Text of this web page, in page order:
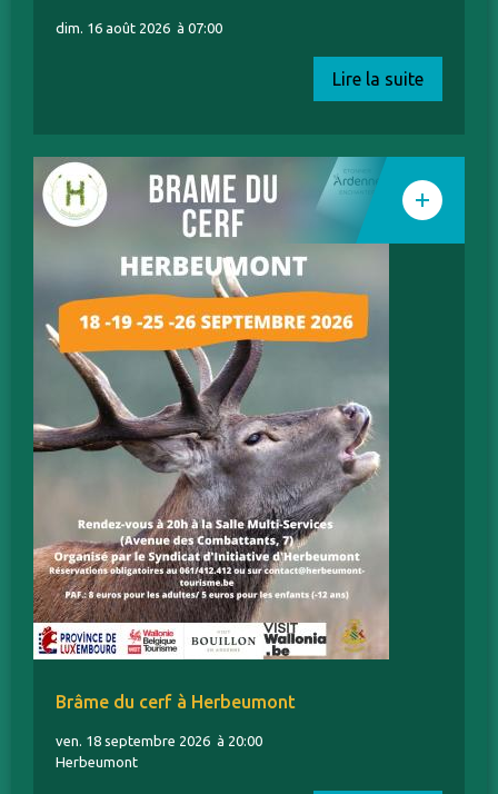
dim. 16 août 2026 à 07:00
Lire la suite
Brâme du cerf à Herbeumont
ven. 18 septembre 2026 à 20:00
Herbeumont